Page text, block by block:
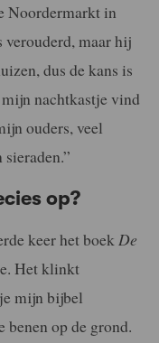
Noordermarkt in
maar hij
dus de kans is
nachtkastje vind
ouders, veel
op?
keer het boekDe
Het klinkt
mijn bijbel
benen op de grond.